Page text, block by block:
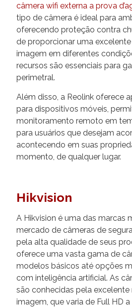
câmera wifi externa a prova
tipo de câmera é ideal para
oferecendo proteção contra
de proporcionar uma
imagem em diferentes
recursos são essenciais para
perimetral.
Além disso, a Reolink oferece
para dispositivos móveis,
monitoramento remoto em
para usuários que desejam
acontecendo em suas
momento, de qualquer lugar.
Hikvision
A Hikvision é uma das marcas
mercado de câmeras de
pela alta qualidade de seus
oferece uma vasta gama de
modelos básicos até opções
com inteligência artificial. As
são conhecidas pela
imagem, que varia de Full HD